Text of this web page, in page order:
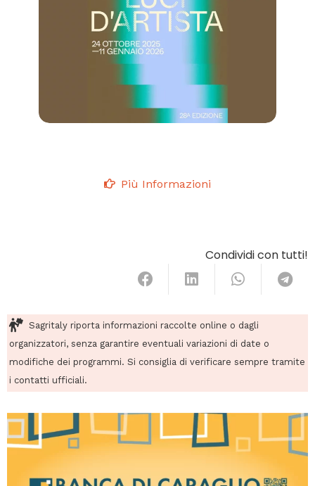
Più Informazioni
Condividi con tutti!
Sagritaly riporta informazioni raccolte online o dagli
organizzatori, senza garantire eventuali variazioni di date o
modifiche dei programmi. Si consiglia di verificare sempre tramite
i contatti ufficiali.